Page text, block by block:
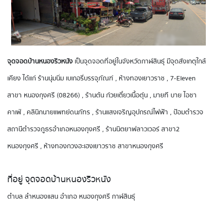
จุดจอดบ้านหนองริวหนัง เป็นจุดจอดที่อยู่ในจังหวัดกาฬสินธุ์ มีจุดสังเกตุใกล้
เคียง ได้แก่ ร้านนุ่มนิ่ม เบเกอรี่บรรจุภัณฑ์ , ห้างทองเยาวราช , 7-Eleven
สาขา หนองกุงศรี (08266) , ร้านต้น ก๋วยเตี๋ยวเนื้อตุ๋น , มายที บาย ไอชา
คาเฟ่ , คลินิกนายแพทย์ดนภัทร , ร้านแสงเจริญอุปกรณ์ไฟฟ้า , ป้อมตำรวจ
สถานีตำรวจภูธรอำเภอหนองกุงศรี , ร้านนิตยาฟลาวเวอร์ สาขา2
หนองกุงศรี , ห้างทองกวงฮะเฮงเยาวราช สาขาหนองกุงศรี
ที่อยู่ จุดจอดบ้านหนองริวหนัง
ตำบล ลำหนองแสน อำเภอ หนองกุงศรี กาฬสินธุ์